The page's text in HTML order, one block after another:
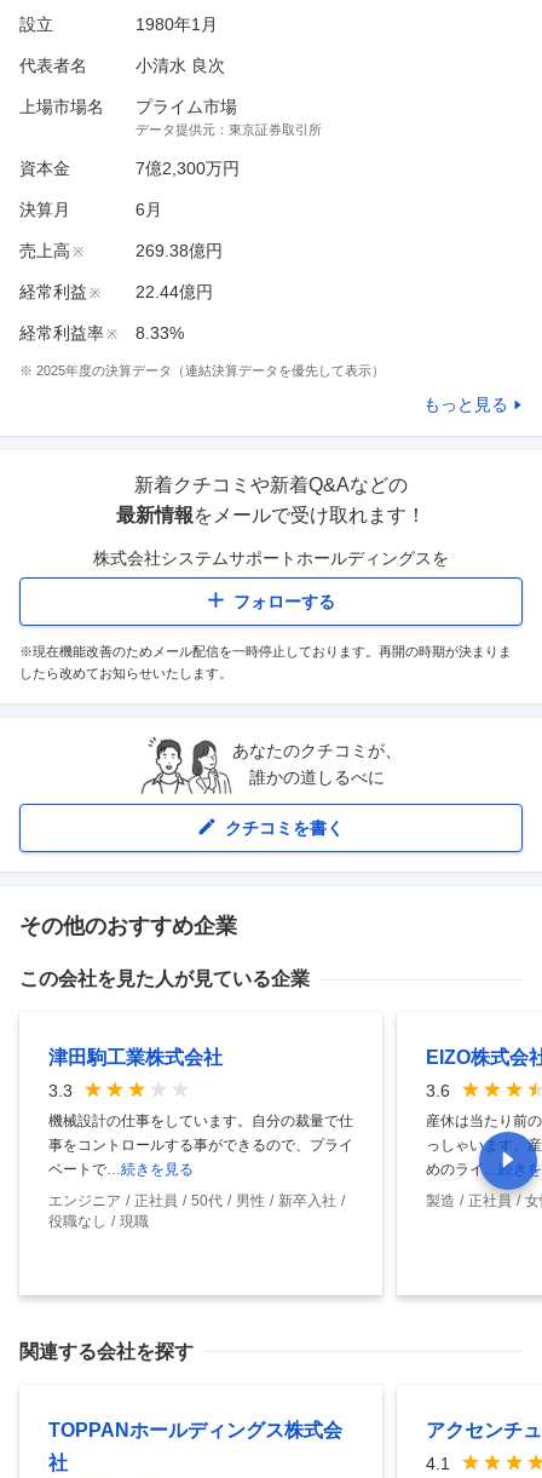
設立 1980年1月
代表者名 小清水 良次
上場市場名 プライム市場
データ提供元： 東京証券取引所
資本金 7億2,300万円
決算月 6 月
売上高 ※ 269.38億円
経常利益 ※ 22.44億円
経常利益率※ 8.33%
※ 2025年度の決算データ（連結決算データを優先して表示）
もっと見る
新着クチコミや新着Q&Aなどの
最新情報をメールで受け取れます！
株式会社システムサポートホールディングスを
フォローする
※現在機能改善のためメール配信を一時停止しております。再開の時期が決まりま
したら改めてお知らせいたします。
あなたのクチコミが、
誰かの道しるべに
クチコミを書く
その他のおすすめ企業
この会社を見た人が見ている企業
津田駒工業株式会社
3.3
機械設計の仕事をしています。自分の裁量で仕
事をコントロールする事ができるので、プライ
ベートで …続きを見る
エンジニア
正社員 50代 男性
新卒入社
役職なし
現職
EIZO株式会
3.6
産休は当たり前
っしゃいます。
めのライ
…続き
製造
正社員
関連する会社を探す
TOPPANホールディングス株式会
社
アクセンチ
4.1